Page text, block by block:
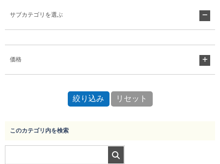
サブカテゴリを選ぶ
価格
このカテゴリ内を検索